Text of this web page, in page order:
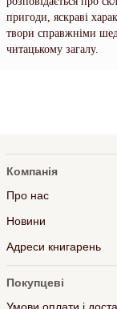
пригоди, яскраві
твори справжніми
читацькому загалу.
Компанія
Про нас
Новини
Адреси книгарень
Покупцеві